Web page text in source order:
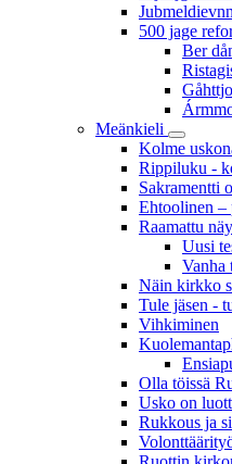
500 jage
Ber
Meänkieli
Kolme
Rippiluku -
Sakramentti
Ehtoolinen –
Raamattu
Uusi
Vanha
Näin kirkko
Tule jäsen -
Vihkiminen
Olla töissä
Usko on
Rukkous ja